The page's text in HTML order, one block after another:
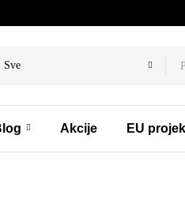
Sve
Akcije EU